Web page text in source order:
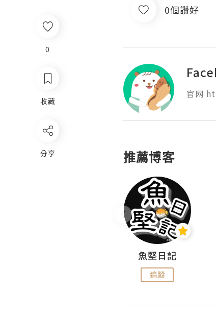
0
收藏
分享
0個讚好
官网
推薦博客
魚堅日記
追蹤